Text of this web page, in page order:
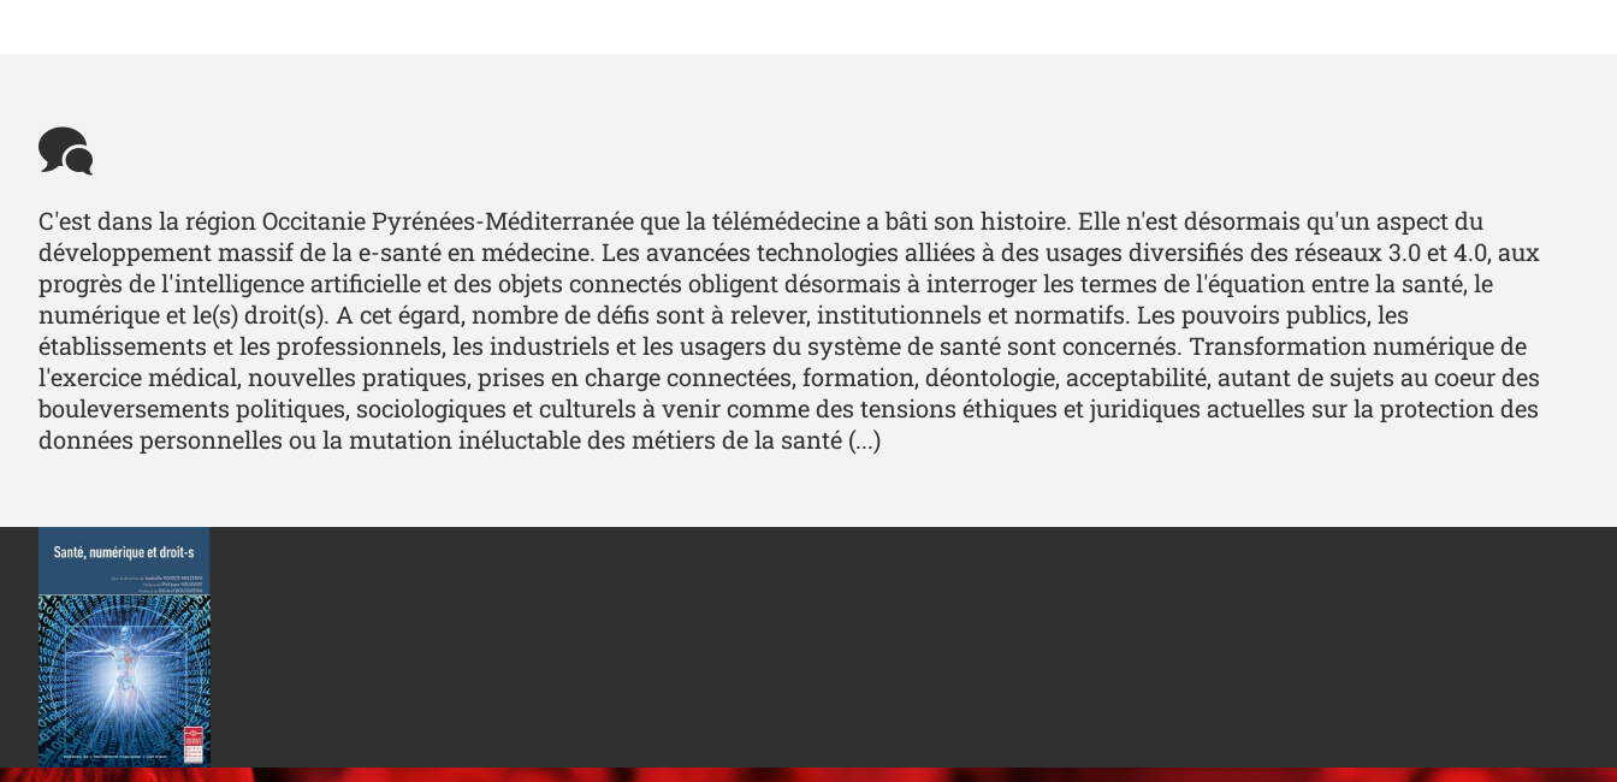
C'est dans la région Occitanie Pyrénées-Méditerranée que la télémédecine a bâti son histoire. Elle n'est désormais qu'un aspect du
développement massif de la e-santé en médecine. Les avancées technologies alliées à des usages diversifiés des réseaux 3.0 et 4.0, aux
progrès de l'intelligence artificielle et des objets connectés obligent désormais à interroger les termes de l'équation entre la santé, le
numérique et le(s) droit(s). A cet égard, nombre de défis sont à relever, institutionnels et normatifs. Les pouvoirs publics, les
établissements et les professionnels, les industriels et les usagers du système de santé sont concernés. Transformation numérique de
l'exercice médical, nouvelles pratiques, prises en charge connectées, formation, déontologie, acceptabilité, autant de sujets au coeur des
bouleversements politiques, sociologiques et culturels à venir comme des tensions éthiques et juridiques actuelles sur la protection des
données personnelles ou la mutation inéluctable des métiers de la santé (...)